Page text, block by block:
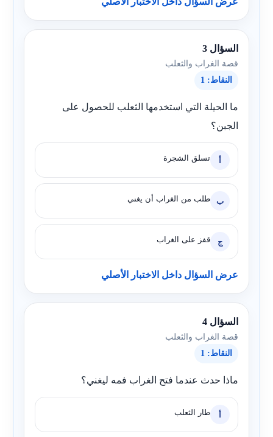
السؤال 3
قصة الغراب والثعلب
النقاط: 1
ما الحيلة التي استخدمها الثعلب للحصول على
الجبن؟
أ تسلق الشجرة
ب طلب من الغراب أن يغني
ج قفز على الغراب
عرض السؤال داخل الاختبار الأصلي
السؤال 4
قصة الغراب والثعلب
النقاط: 1
ماذا حدث عندما فتح الغراب فمه ليغني؟
أ طار الثعلب